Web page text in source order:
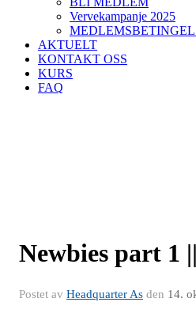
Vervekampanje 2025
AKTUELT
KONTAKT OSS
KURS
FAQ
Newbies part 1
Postet av Headquarter As den 14.